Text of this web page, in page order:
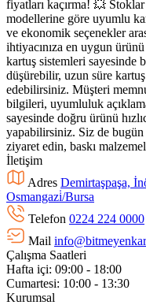
fiyatları kaçırma! 💥 Stoklar
modellerine göre uyumlu
ve ekonomik seçenekler
ihtiyacınıza en uygun
kartuş sistemleri sayesinde
düşürebilir, uzun süre
edebilirsiniz. Müşteri
bilgileri, uyumluluk
sayesinde doğru ürünü
yapabilirsiniz. Siz de
ziyaret edin, baskı
İletişim
Adres Demirtaşpaşa,
Osmangazi̇/Bursa
Telefon 0224 224 0000
Mail
Çalışma Saatleri
Hafta içi: 09:00 - 18:00
Cumartesi: 10:00 - 13:30
Kurumsal